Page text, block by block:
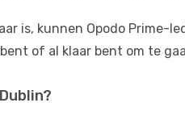
is, kunnen Opodo Prime-
of al klaar bent om te